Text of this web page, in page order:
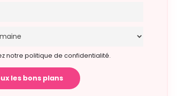
notre politique de confidentialité.